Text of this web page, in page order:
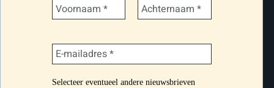
Selecteer eventueel andere nieuwsbrieven